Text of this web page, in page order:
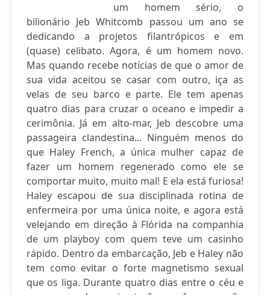
um homem sério, o
bilionário Jeb Whitcomb passou um ano se
dedicando a projetos filantrópicos e em
(quase) celibato. Agora, é um homem novo.
Mas quando recebe notícias de que o amor de
sua vida aceitou se casar com outro, iça as
velas de seu barco e parte. Ele tem apenas
quatro dias para cruzar o oceano e impedir a
cerimônia. Já em alto-mar, Jeb descobre uma
passageira clandestina... Ninguém menos do
que Haley French, a única mulher capaz de
fazer um homem regenerado como ele se
comportar muito, muito mal! E ela está furiosa!
Haley escapou de sua disciplinada rotina de
enfermeira por uma única noite, e agora está
velejando em direção à Flórida na companhia
de um playboy com quem teve um casinho
rápido. Dentro da embarcação, Jeb e Haley não
tem como evitar o forte magnetismo sexual
que os liga. Durante quatro dias entre o céu e